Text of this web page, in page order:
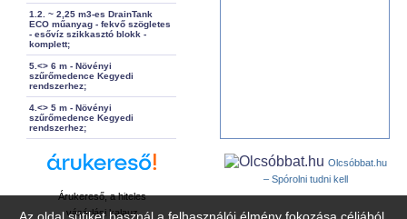
1.2. ~ 2,25 m3-es DrainTank
ECO műanyag - fekvő szögletes
- esővíz szikkasztó blokk -
komplett;
5.<> 6 m - Növényi
szűrőmedence Kegyedi
rendszerhez;
4.<> 5 m - Növényi
szűrőmedence Kegyedi
rendszerhez;
Árukereső, a hiteles
vásárlási kalauz
Olcsóbbat.hu
– Spórolni tudni kell